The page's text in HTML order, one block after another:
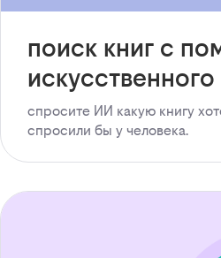
поиск книг с
спросите ИИ какую книгу
спросили бы у человека.